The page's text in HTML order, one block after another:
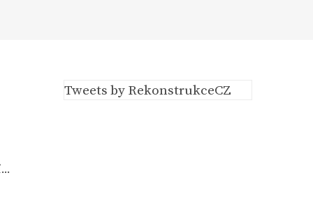
Tweets by RekonstrukceCZ